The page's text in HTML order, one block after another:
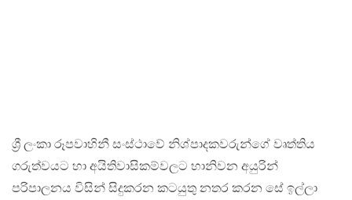
ශ්‍රී ලංකා රූපවාහිනී සංස්ථාවේ නිශ්පාදකවරුන්ගේ වෘත්තිය
ගරුත්වයට හා අයිතිවාසිකම්වලට හානිවන අයුරින්
පරිපාලනය විසින් සිදුකරන කටයුතු නතර කරන සේ ඉල්ලා